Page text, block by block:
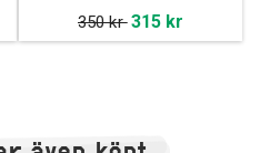
350 kr315 kr